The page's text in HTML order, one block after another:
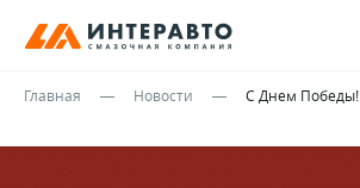
Главная Новости С Днем Победы!